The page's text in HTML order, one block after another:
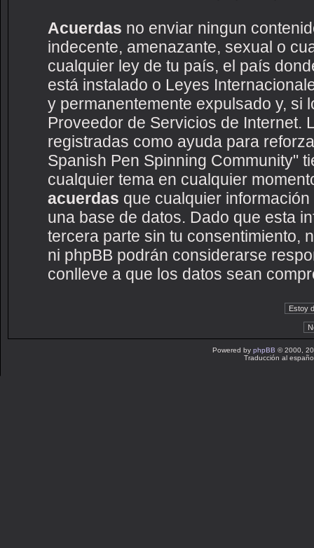
Acuerdas no enviar ningun
indecente, amenazante, sexual o
cualquier ley de tu país, el país
está instalado o Leyes
y permanentemente expulsado y, si
Proveedor de Servicios de Internet.
registradas como ayuda para
Spanish Pen Spinning Community"
cualquier tema en cualquier
acuerdas que cualquier
una base de datos. Dado que esta
tercera parte sin tu consentimiento,
ni phpBB podrán considerarse
conlleve a que los datos sean
Powered by phpBB © 2000,
Traducción al